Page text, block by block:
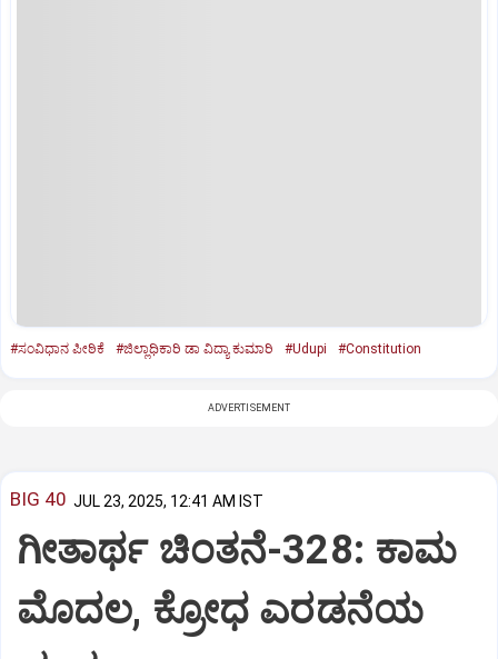
#ಸಂವಿಧಾನ ಪೀಠಿಕೆ #ಜಿಲ್ಲಾಧಿಕಾರಿ ಡಾ ವಿದ್ಯಾ ಕುಮಾರಿ #Udupi #Constitution
ADVERTISEMENT
BIG 40 JUL 23, 2025, 12:41 AM IST
ಗೀತಾರ್ಥ ಚಿಂತನೆ-328: ಕಾಮ
ಮೊದಲ, ಕ್ರೋಧ ಎರಡನೆಯ